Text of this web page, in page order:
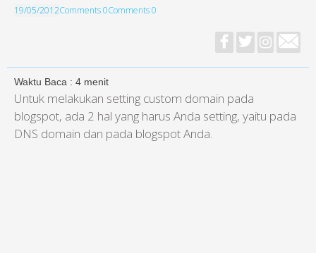
19/05/2012Comments 0Comments 0
Waktu Baca : 4 menit
Untuk melakukan setting custom domain pada
blogspot, ada 2 hal yang harus Anda setting, yaitu pada
DNS domain dan pada blogspot Anda.